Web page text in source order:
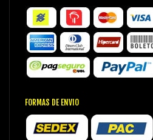
FORMAS DE ENVIO